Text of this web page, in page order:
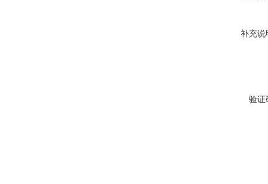
补充说
验证